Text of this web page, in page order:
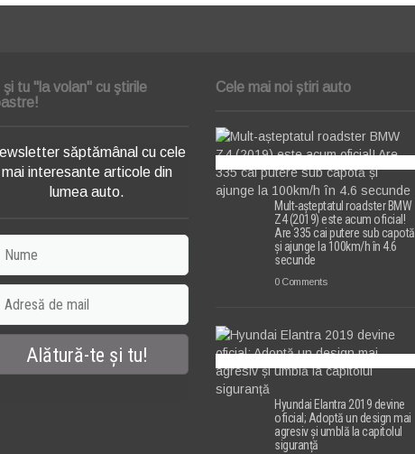
şi tu "la volan" cu ştirile
săptămânal cu cele
mai interesante articole din
lumea auto.
Cele mai noi știri auto
Mult-așteptatul roadster BMW
Z4 (2019) este acum oficial!
Are 335 cai putere sub capotă
și ajunge la 100km/h în 4.6
secunde
0 Comments
Hyundai Elantra 2019 devine
oficial; Adoptă un design mai
agresiv și umblă la capitolul
siguranță